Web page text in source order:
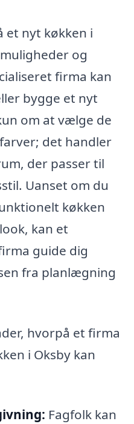
et nyt køkken i
og
firma kan
bygge et nyt
om at vælge de
det handler
der passer til
Uanset om du
køkken
kan et
guide dig
fra planlægning
hvorpå et firma
i Oksby kan
Fagfolk kan